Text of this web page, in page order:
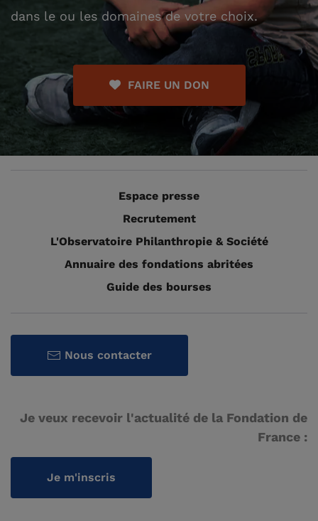
dans le ou les domaines de votre choix.
FAIRE UN DON
Espace presse
Recrutement
L'Observatoire Philanthropie & Société
Annuaire des fondations abritées
Guide des bourses
Nous contacter
Je veux recevoir l'actualité de la Fondation de
France :
Je m'inscris